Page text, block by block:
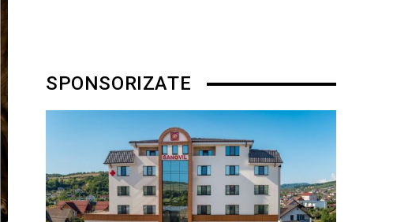
SPONSORIZATE